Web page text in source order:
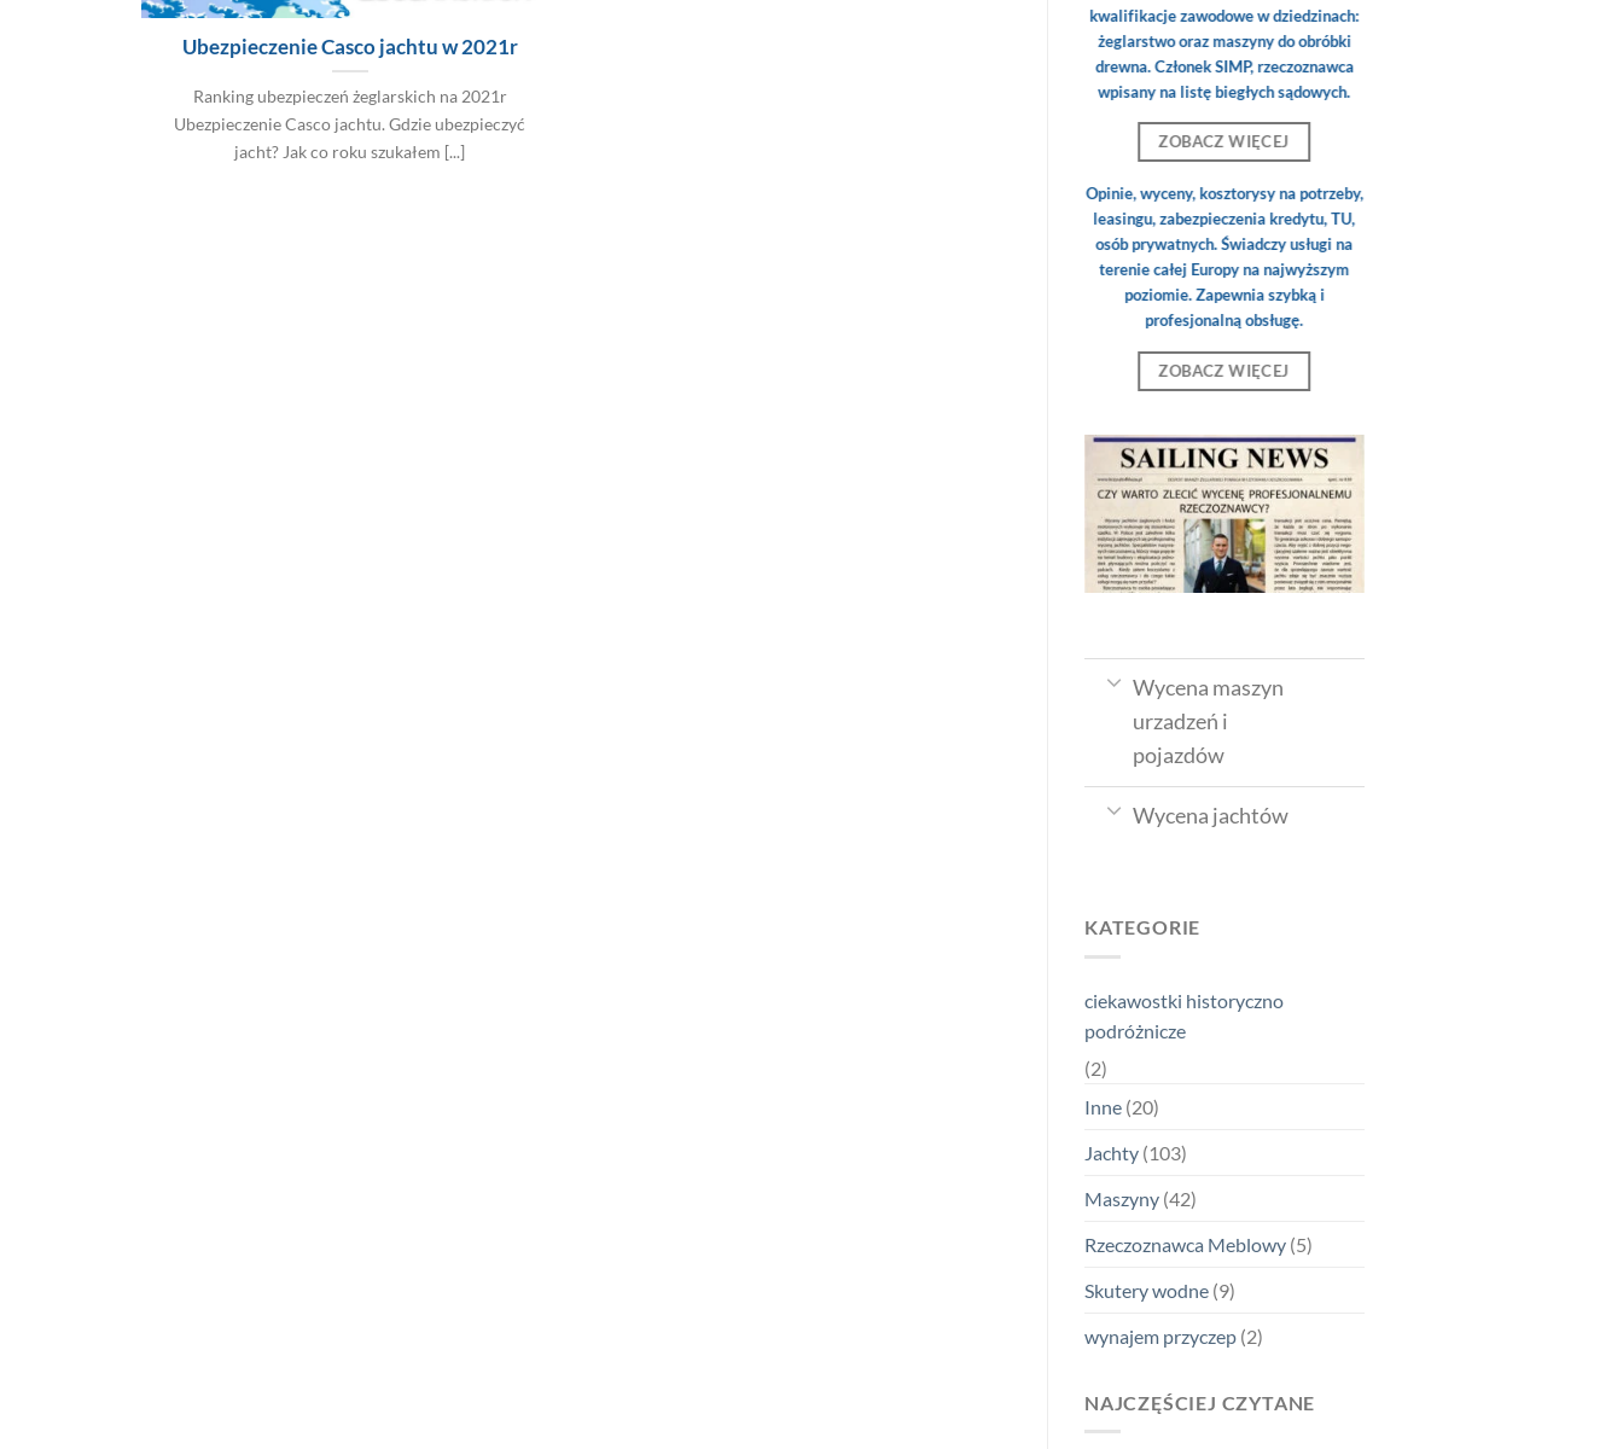
Ubezpieczenie Casco jachtu w 2021r
Ranking ubezpieczeń żeglarskich na 2021r
Ubezpieczenie Casco jachtu. Gdzie ubezpieczyć
jacht? Jak co roku szukałem [...]
kwalifikacje zawodowe w dziedzinach:
żeglarstwo oraz maszyny do obróbki
drewna. Członek SIMP, rzeczoznawca
wpisany na listę biegłych sądowych.
ZOBACZ WIĘCEJ
Opinie, wyceny, kosztorysy na potrzeby,
leasingu, zabezpieczenia kredytu, TU,
osób prywatnych. Świadczy usługi na
terenie całej Europy na najwyższym
poziomie. Zapewnia szybką i
profesjonalną obsługę.
ZOBACZ WIĘCEJ
Wycena maszyn
urzadzeń i
pojazdów
Wycena jachtów
KATEGORIE
ciekawostki historyczno
podróżnicze
(2)
Inne (20)
Jachty (103)
Maszyny (42)
Rzeczoznawca Meblowy (5)
Skutery wodne (9)
wynajem przyczep (2)
NAJCZĘŚCIEJ CZYTANE